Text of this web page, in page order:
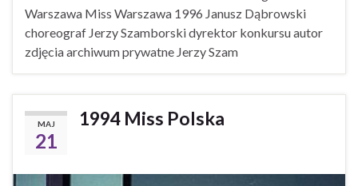
Warszawa Miss Warszawa 1996 Janusz Dąbrowski
choreograf Jerzy Szamborski dyrektor konkursu autor
zdjęcia archiwum prywatne Jerzy Szam
MAJ
21
1994 Miss Polska